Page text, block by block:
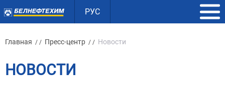
РУС
Главная / / Пресс-центр / / Новости
НОВОСТИ